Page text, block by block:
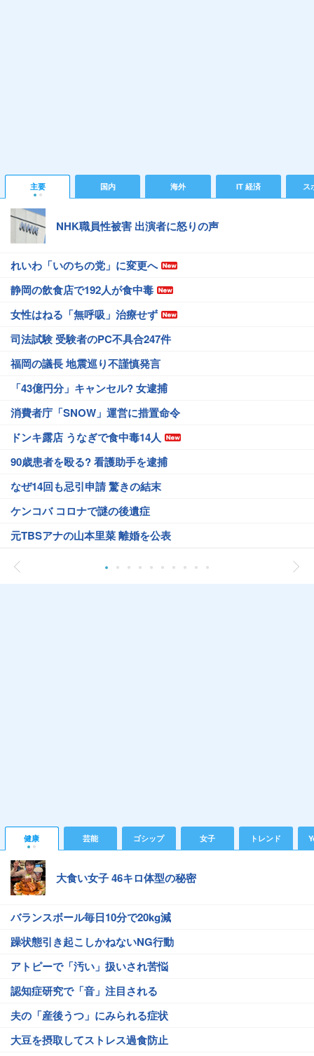
主要 国内 海外 IT 経済 ス
NHK職員性被害 出演者に怒りの声
れいわ「いのちの党」に変更へ
静岡の飲食店で192人が食中毒
女性はねる「無呼吸」治療せず
司法試験 受験者のPC不具合247件
福岡の議長 地震巡り不謹慎発言
「43億円分」キャンセル? 女逮捕
消費者庁「SNOW」運営に措置命令
ドンキ露店 うなぎで食中毒14人
90歳患者を殴る? 看護助手を逮捕
なぜ14回も忌引申請 驚きの結末
ケンコバ コロナで謎の後遺症
元TBSアナの山本里菜 離婚を公表
健康 芸能 ゴシップ 女子 トレンド
大食い女子 46キロ体型の秘密
バランスボール毎日10分で20kg減
躁状態引き起こしかねないNG行動
アトピーで「汚い」扱いされ苦悩
認知症研究で「音」注目される
夫の「産後うつ」にみられる症状
大豆を摂取してストレス過食防止